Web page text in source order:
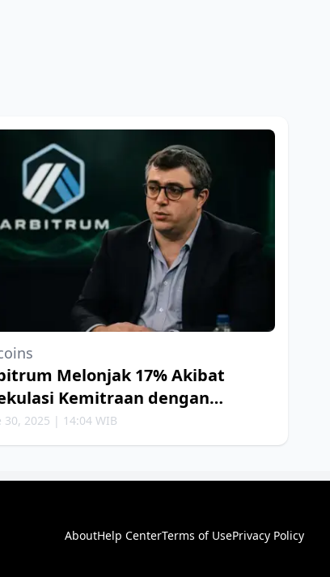
Melonjak 17% Akibat
Kemitraan dengan
30, 2025 | 14:04 WIB
AboutHelp CenterTerms of UsePrivacy Policy